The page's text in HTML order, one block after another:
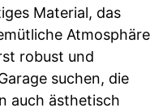
Material, das
Atmosphäre
robust und
suchen, die
auch ästhetisch